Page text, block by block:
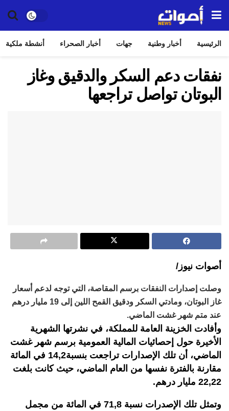
الرئيسية أخبار وطنية جهات أخبار الصحراء أنشطة ملكية
نفقات دعم السكر والدقيق وغاز
البوتان تواصل تراجعها
أصوات نيوز/
وصلت إصدارات النفقات برسم المقاصة، التي توجه لدعم أسعار
غاز البوتان، ومادتي السكر ودقيق القمح اللين إلى 19 مليار درهم
عند متم شهر غشت الماضي.
وأفادت الخزينة العامة للمملكة، في نشرتها الشهرية
الأخيرة حول إحصائيات المالية العمومية برسم شهر غشت
الماضي، أن تلك الإصدارات تراجعت بنسبة14,2 في المائة
مقارنة بالفترة نفسها من العام الماضي، حيث كانت بلغت
22,22 مليار درهم.
وتمثل تلك الإصدرات نسبة 71,8 في المائة من مجمل